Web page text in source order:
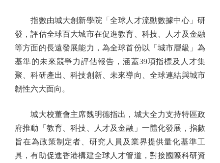
指數由城大創新學院「全球人才流動數據中心」研
發，評估全球百大城市在促進教育、科技、人才及金融
等方面的長遠發展能力，為全球首份以「城市層級」為
基準的未來競爭力評估報告，涵蓋39項指標及人才集
聚、科研產出、科技創新、未來導向、全球連結與城市
韌性六大面向。
城大校董會主席魏明德指出，城大全力支持特區政
府推動「教育、科技、人才及金融」一體化發展，指數
旨在為政策制定者、研究人員及業界提供量化基準工
具，有助促進香港構建全球人才管道，對接國際科研資